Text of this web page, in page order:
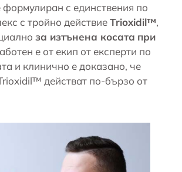
с единствения по
с тройно действиеTrioxidil™,
за изтънена косата при
е от екип от експерти по
и клинично е доказано, че
действат по-бързо от